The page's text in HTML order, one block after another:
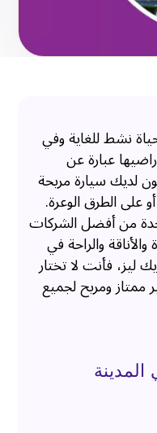
نشط للغاية وفي
عبارة عن
لديك سيارة مريحة
على الطرق الوعرة.
من أفضل الشركات
والراحة في
ليز، فأنت لا تختار
ومريح لجميع